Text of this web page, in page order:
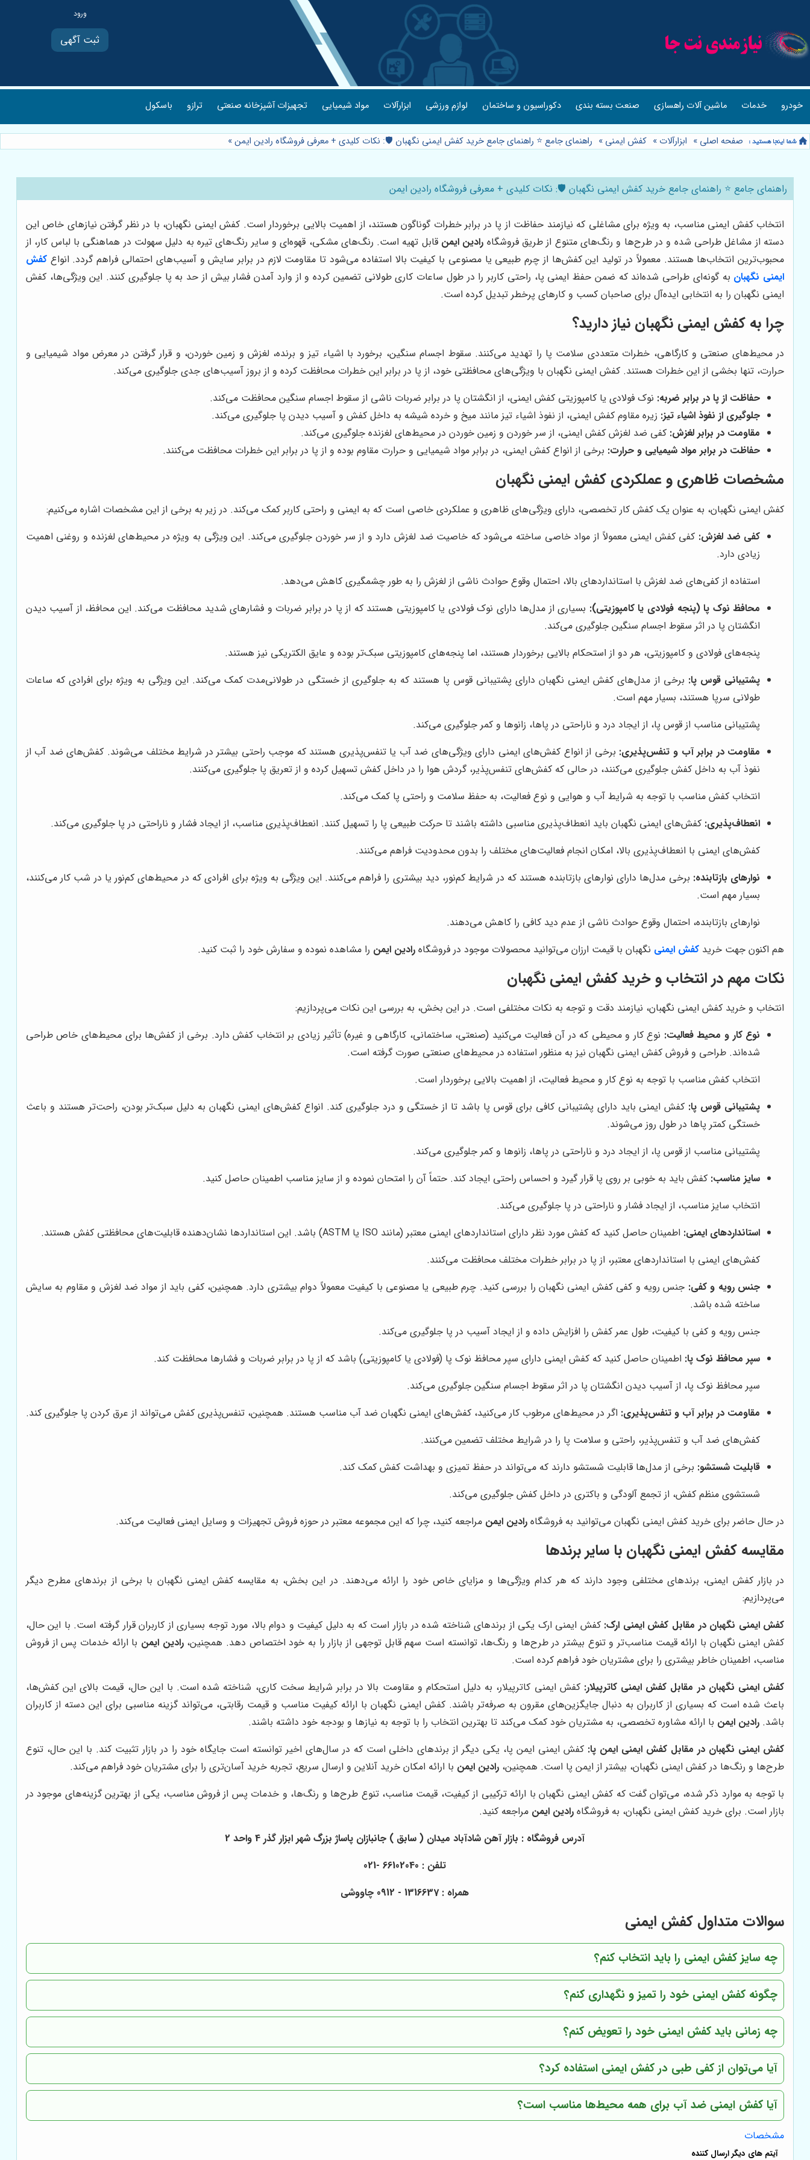
ثبت آگهی
خودرو خدمات ماشین آلات راهسازی صنعت بسته بندی دکوراسیون و ساختمان لوازم ورزشی ابزارآلات مواد شیمیایی تجهیزات آشپزخانه صنعتی ترازو باسکول
صفحه اصلی » ابزارآلات » کفش ایمنی » راهنمای جامع ⭐️ راهنمای جامع خرید کفش ایمنی نگهبان 🛡️: نکات کلیدی + معرفی فروشگاه رادین ایمن»
راهنمای جامع ⭐️ راهنمای جامع خرید کفش ایمنی نگهبان 🛡️: نکات کلیدی + معرفی فروشگاه رادین ایمن
انتخاب کفش ایمنی مناسب، به ویژه برای مشاغلی که نیازمند حفاظت از پا در برابر خطرات گوناگون هستند، از اهمیت بالایی برخوردار است. کفش ایمنی نگهبان، با در نظر گرفتن نیازهای خاص این
دسته از مشاغل طراحی شده و در طرح‌ها و رنگ‌های متنوع از طریق فروشگاه رادین ایمن قابل تهیه است. رنگ‌های مشکی، قهوه‌ای و سایر رنگ‌های تیره به دلیل سهولت در هماهنگی با لباس کار، از
محبوب‌ترین انتخاب‌ها هستند.معمولاً در تولید این کفش‌ها از چرم طبیعی یا مصنوعی با کیفیت بالا استفاده می‌شود تا مقاومت لازم در برابر سایش و آسیب‌های احتمالی فراهم گردد. انواعکفش
ایمنی نگهبان به گونه‌ای طراحی شده‌اند که ضمن حفظ ایمنی پا، راحتی کاربر را در طول ساعات کاری طولانی تضمین کرده و از وارد آمدن فشار بیش از حد به پا جلوگیری کنند. این ویژگی‌ها، کفش
ایمنی نگهبان را به انتخابی ایده‌آل برای صاحبان کسب و کارهای پرخطر تبدیل کرده است.
چرا به کفش ایمنی نگهبان نیاز دارید؟
در محیط‌های صنعتی و کارگاهی، خطرات متعددی سلامت پا را تهدید می‌کنند. سقوط اجسام سنگین، برخورد با اشیاء تیز و برنده، لغزش و زمین خوردن، و قرار گرفتن در معرض مواد شیمیایی و
حرارت، تنها بخشی از این خطرات هستند. کفش ایمنی نگهبان با ویژگی‌های محافظتی خود، از پا در برابر این خطرات محافظت کرده و از بروز آسیب‌های جدی جلوگیری می‌کند.
حفاظت از پا در برابر ضربه: نوک فولادی یا کامپوزیتی کفش ایمنی، از انگشتان پا در برابر ضربات ناشی از سقوط اجسام سنگین محافظت می‌کند.
جلوگیری از نفوذ اشیاء تیز: زیره مقاوم کفش ایمنی، از نفوذ اشیاء تیز مانند میخ و خرده شیشه به داخل کفش و آسیب دیدن پا جلوگیری می‌کند.
مقاومت در برابر لغزش: کفی ضد لغزش کفش ایمنی، از سر خوردن و زمین خوردن در محیط‌های لغزنده جلوگیری می‌کند.
حفاظت در برابر مواد شیمیایی و حرارت: برخی از انواع کفش ایمنی، در برابر مواد شیمیایی و حرارت مقاوم بوده و از پا در برابر این خطرات محافظت می‌کنند.
مشخصات ظاهری و عملکردی کفش ایمنی نگهبان
کفش ایمنی نگهبان، به عنوان یک کفش کار تخصصی، دارای ویژگی‌های ظاهری و عملکردی خاصی است که به ایمنی و راحتی کاربر کمک می‌کند. در زیر به برخی از این مشخصات اشاره می‌کنیم:
کفی ضد لغزش: کفی کفش ایمنی معمولاً از مواد خاصی ساخته می‌شود که خاصیت ضد لغزش دارد و از سر خوردن جلوگیری می‌کند. این ویژگی به ویژه در محیط‌های لغزنده و روغنی اهمیت
زیادی دارد.
استفاده از کفی‌های ضد لغزش با استانداردهای بالا، احتمال وقوع حوادث ناشی از لغزش را به طور چشمگیری کاهش می‌دهد.
محافظ نوک پا (پنجه فولادی یا کامپوزیتی): بسیاری از مدل‌ها دارای نوک فولادی یا کامپوزیتی هستند که از پا در برابر ضربات و فشارهای شدید محافظت می‌کند. این محافظ، از آسیب دیدن
انگشتان پا در اثر سقوط اجسام سنگین جلوگیری می‌کند.
پنجه‌های فولادی و کامپوزیتی، هر دو از استحکام بالایی برخوردار هستند، اما پنجه‌های کامپوزیتی سبک‌تر بوده و عایق الکتریکی نیز هستند.
پشتیبانی قوس پا: برخی از مدل‌های کفش ایمنی نگهبان دارای پشتیبانی قوس پا هستند که به جلوگیری از خستگی در طولانی‌مدت کمک می‌کند. این ویژگی به ویژه برای افرادی که ساعات
طولانی سرپا هستند، بسیار مهم است.
پشتیبانی مناسب از قوس پا، از ایجاد درد و ناراحتی در پاها، زانوها و کمر جلوگیری می‌کند.
مقاومت در برابر آب و تنفس‌پذیری: برخی از انواع کفش‌های ایمنی دارای ویژگی‌های ضد آب یا تنفس‌پذیری هستند که موجب راحتی بیشتر در شرایط مختلف می‌شوند. کفش‌های ضد آب از
نفوذ آب به داخل کفش جلوگیری می‌کنند، در حالی که کفش‌های تنفس‌پذیر، گردش هوا را در داخل کفش تسهیل کرده و از تعریق پا جلوگیری می‌کنند.
انتخاب کفش مناسب با توجه به شرایط آب و هوایی و نوع فعالیت، به حفظ سلامت و راحتی پا کمک می‌کند.
انعطاف‌پذیری: کفش‌های ایمنی نگهبان باید انعطاف‌پذیری مناسبی داشته باشند تا حرکت طبیعی پا را تسهیل کنند. انعطاف‌پذیری مناسب، از ایجاد فشار و ناراحتی در پا جلوگیری می‌کند.
کفش‌های ایمنی با انعطاف‌پذیری بالا، امکان انجام فعالیت‌های مختلف را بدون محدودیت فراهم می‌کنند.
نوارهای بازتابنده: برخی مدل‌ها دارای نوارهای بازتابنده هستند که در شرایط کم‌نور، دید بیشتری را فراهم می‌کنند. این ویژگی به ویژه برای افرادی که در محیط‌های کم‌نور یا در شب کار می‌کنند،
بسیار مهم است.
نوارهای بازتابنده، احتمال وقوع حوادث ناشی از عدم دید کافی را کاهش می‌دهند.
هم اکنون جهت خرید کفش ایمنی نگهبان با قیمت ارزان می‌توانید محصولات موجود در فروشگاه رادین ایمن را مشاهده نموده و سفارش خود را ثبت کنید.
نکات مهم در انتخاب و خرید کفش ایمنی نگهبان
انتخاب و خرید کفش ایمنی نگهبان، نیازمند دقت و توجه به نکات مختلفی است. در این بخش، به بررسی این نکات می‌پردازیم:
نوع کار و محیط فعالیت: نوع کار و محیطی که در آن فعالیت می‌کنید (صنعتی، ساختمانی، کارگاهی و غیره) تأثیر زیادی بر انتخاب کفش دارد. برخی از کفش‌ها برای محیط‌های خاص طراحی
شده‌اند. طراحی و فروش کفش ایمنی نگهبان نیز به منظور استفاده در محیط‌های صنعتی صورت گرفته است.
انتخاب کفش مناسب با توجه به نوع کار و محیط فعالیت، از اهمیت بالایی برخوردار است.
پشتیبانی قوس پا: کفش ایمنی باید دارای پشتیبانی کافی برای قوس پا باشد تا از خستگی و درد جلوگیری کند. انواع کفش‌های ایمنی نگهبان به دلیل سبک‌تر بودن، راحت‌تر هستند و باعث
خستگی کمتر پاها در طول روز می‌شوند.
پشتیبانی مناسب از قوس پا، از ایجاد درد و ناراحتی در پاها، زانوها و کمر جلوگیری می‌کند.
سایز مناسب: کفش باید به خوبی بر روی پا قرار گیرد و احساس راحتی ایجاد کند. حتماً آن را امتحان نموده و از سایز مناسب اطمینان حاصل کنید.
انتخاب سایز مناسب، از ایجاد فشار و ناراحتی در پا جلوگیری می‌کند.
استانداردهای ایمنی: اطمینان حاصل کنید که کفش مورد نظر دارای استانداردهای ایمنی معتبر (مانند ISO یا ASTM) باشد. این استانداردها نشان‌دهنده قابلیت‌های محافظتی کفش هستند.
کفش‌های ایمنی با استانداردهای معتبر، از پا در برابر خطرات مختلف محافظت می‌کنند.
جنس رویه و کفی: جنس رویه و کفی کفش ایمنی نگهبان را بررسی کنید. چرم طبیعی یا مصنوعی با کیفیت معمولاً دوام بیشتری دارد. همچنین، کفی باید از مواد ضد لغزش و مقاوم به سایش
ساخته شده باشد.
جنس رویه و کفی با کیفیت، طول عمر کفش را افزایش داده و از ایجاد آسیب در پا جلوگیری می‌کند.
سپر محافظ نوک پا: اطمینان حاصل کنید که کفش ایمنی دارای سپر محافظ نوک پا (فولادی یا کامپوزیتی) باشد که از پا در برابر ضربات و فشارها محافظت کند.
سپر محافظ نوک پا، از آسیب دیدن انگشتان پا در اثر سقوط اجسام سنگین جلوگیری می‌کند.
مقاومت در برابر آب و تنفس‌پذیری: اگر در محیط‌های مرطوب کار می‌کنید، کفش‌های ایمنی نگهبان ضد آب مناسب هستند. همچنین، تنفس‌پذیری کفش می‌تواند از عرق کردن پا جلوگیری کند.
کفش‌های ضد آب و تنفس‌پذیر، راحتی و سلامت پا را در شرایط مختلف تضمین می‌کنند.
قابلیت شستشو: برخی از مدل‌ها قابلیت شستشو دارند که می‌تواند در حفظ تمیزی و بهداشت کفش کمک کند.
شستشوی منظم کفش، از تجمع آلودگی و باکتری در داخل کفش جلوگیری می‌کند.
در حال حاضر برای خرید کفش ایمنی نگهبان می‌توانید به فروشگاه رادین ایمن مراجعه کنید، چرا که این مجموعه معتبر در حوزه فروش تجهیزات و وسایل ایمنی فعالیت می‌کند.
مقایسه کفش ایمنی نگهبان با سایر برندها
در بازار کفش ایمنی، برندهای مختلفی وجود دارند که هر کدام ویژگی‌ها و مزایای خاص خود را ارائه می‌دهند. در این بخش، به مقایسه کفش ایمنی نگهبان با برخی از برندهای مطرح دیگر
می‌پردازیم:
کفش ایمنی نگهبان در مقابل کفش ایمنی ارک: کفش ایمنی ارک یکی از برندهای شناخته شده در بازار است که به دلیل کیفیت و دوام بالا، مورد توجه بسیاری از کاربران قرار گرفته است. با این حال،
کفش ایمنی نگهبان با ارائه قیمت مناسب‌تر و تنوع بیشتر در طرح‌ها و رنگ‌ها، توانسته است سهم قابل توجهی از بازار را به خود اختصاص دهد. همچنین،رادین ایمن با ارائه خدمات پس از فروش
مناسب، اطمینان خاطر بیشتری را برای مشتریان خود فراهم کرده است.
کفش ایمنی نگهبان در مقابل کفش ایمنی کاترپیلار: کفش ایمنی کاترپیلار، به دلیل استحکام و مقاومت بالا در برابر شرایط سخت کاری، شناخته شده است. با این حال، قیمت بالای این کفش‌ها،
باعث شده است که بسیاری از کاربران به دنبال جایگزین‌های مقرون به صرفه‌تر باشند. کفش ایمنی نگهبان با ارائه کیفیت مناسب و قیمت رقابتی، می‌تواند گزینه مناسبی برای این دسته از کاربران
باشد. رادین ایمن با ارائه مشاوره تخصصی، به مشتریان خود کمک می‌کند تا بهترین انتخاب را با توجه به نیازها و بودجه خود داشته باشند.
کفش ایمنی نگهبان در مقابل کفش ایمنی ایمن پا: کفش ایمنی ایمن پا، یکی دیگر از برندهای داخلی است که در سال‌های اخیر توانسته است جایگاه خود را در بازار تثبیت کند. با این حال، تنوع
طرح‌ها و رنگ‌ها در کفش ایمنی نگهبان، بیشتر از ایمن پا است. همچنین، رادین ایمن با ارائه امکان خرید آنلاین و ارسال سریع، تجربه خرید آسان‌تری را برای مشتریان خود فراهم می‌کند.
با توجه به موارد ذکر شده، می‌توان گفت که کفش ایمنی نگهبان با ارائه ترکیبی از کیفیت، قیمت مناسب، تنوع طرح‌ها و رنگ‌ها، و خدمات پس از فروش مناسب، یکی از بهترین گزینه‌های موجود در
بازار است. برای خرید کفش ایمنی نگهبان، به فروشگاه رادین ایمن مراجعه کنید.
آدرس فروشگاه : بازار آهن شادآباد میدان ( سابق ) جانبازان پاساژ بزرگ شهر ابزار گذر 4 واحد 2
تلفن : 66102040 -021
همراه : 1316637 - 0912 چاووشی
سوالات متداول کفش ایمنی
چه سایز کفش ایمنی را باید انتخاب کنم؟
چگونه کفش ایمنی خود را تمیز و نگهداری کنم؟
چه زمانی باید کفش ایمنی خود را تعویض کنم؟
آیا می‌توان از کفی طبی در کفش ایمنی استفاده کرد؟
آیا کفش ایمنی ضد آب برای همه محیط‌ها مناسب است؟
مشخصات